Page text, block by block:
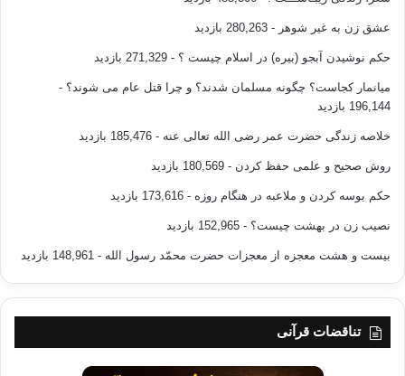
كه تصور مي كرد مي يابد همانطور كه خداوند تعالي مي فرمايد: [وَمَا تُقَدِّمُوا
غَفُورٌ رَحِيمٌ] (المزمل:20)
وقال – تعالى -: [يَوْمَ تَجِدُ كُلُّ نَفْسٍ مَا عَمِلَتْ مِنْ خَيْرٍ مُحْضَراً وَمَا عَمِلَتْ مِنْ سُوءٍ
عمران:30)
قال – تعالى -: [ فَمَنْ يَعْمَلْ مِثْقَالَ ذَرَّةٍ خَيْراً يَرَهُ ] (الزلزلة:7)
خداوندا دلهاي ما را با ايمان ، قرآن ، سنت، علم و روزه شاد بگردان ……..
منبع : مصلی گنبد کاووس
عشق زن به غیر شوهر - 280,263 بازدید
حکم نوشیدن آبجو (بیره) در اسلام چیست ؟ - 271,329 بازدید
میانمار کجاست؟ چگونه مسلمان شدند؟ و چرا قتل عام می شوند؟ -
196,144 بازدید
خلاصه زندگی حضرت عمر رضی الله تعالی عنه - 185,476 بازدید
روش صحیح و علمی حفظ کردن - 180,569 بازدید
حکم بوسه کردن و ملاعبه در هنگام روزه - 173,616 بازدید
نصیب زن در بهشت چیست؟ - 152,965 بازدید
بیست و هشت معجزه از معجزات حضرت محمّد رسول الله - 148,961 بازدید
تناقضات قرآنی